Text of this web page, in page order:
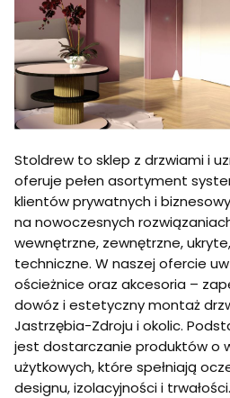
Stoldrew to sklep z drzwiami i
oferuje pełen asortyment
klientów prywatnych i
na nowoczesnych
wewnętrzne, zewnętrzne,
techniczne. W naszej ofercie
ościeżnice oraz akcesoria –
dowóz i estetyczny montaż
Jastrzębia-Zdroju i okolic.
jest dostarczanie produktów o
użytkowych, które spełniają
designu, izolacyjności i trwałości.